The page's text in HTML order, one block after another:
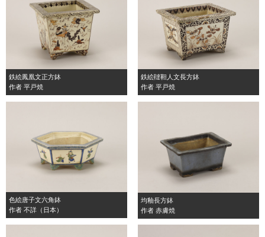
鉄絵鳳凰文正方鉢
作者 平戸焼
鉄絵韃靼人文長方鉢
作者 平戸焼
色絵唐子文六角鉢
作者 不詳（日本）
均釉長方鉢
作者 赤膚焼